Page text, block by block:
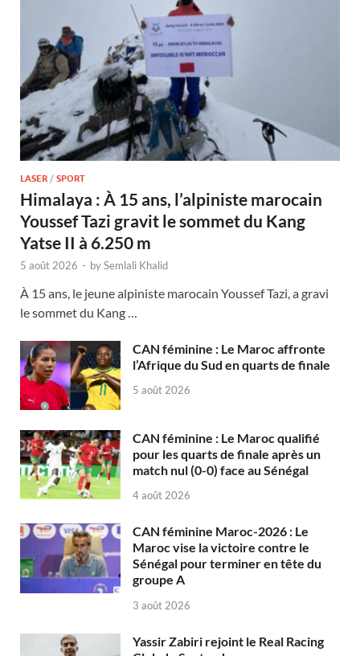
LASER / SPORT
Himalaya : À 15 ans, l’alpiniste marocain
Youssef Tazi gravit le sommet du Kang
Yatse II à 6.250 m
5 août 2026 - bySemlali Khalid
À 15 ans, le jeune alpiniste marocain Youssef Tazi, a gravi
le sommet du Kang …
CAN féminine : Le Maroc affronte
l’Afrique du Sud en quarts de finale
5 août 2026
CAN féminine : Le Maroc qualifié
pour les quarts de finale après un
match nul (0-0) face au Sénégal
4 août 2026
CAN féminine Maroc-2026 : Le
Maroc vise la victoire contre le
Sénégal pour terminer en tête du
groupe A
3 août 2026
Yassir Zabiri rejoint le Real Racing